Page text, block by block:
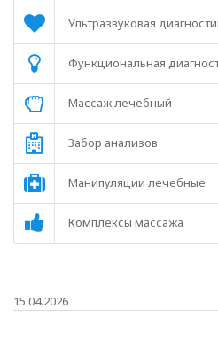
Ультразвуковая
Функциональная
Массаж лечебный
Забор анализов
Манипуляции лечебные
Комплексы массажа
15.04.2026